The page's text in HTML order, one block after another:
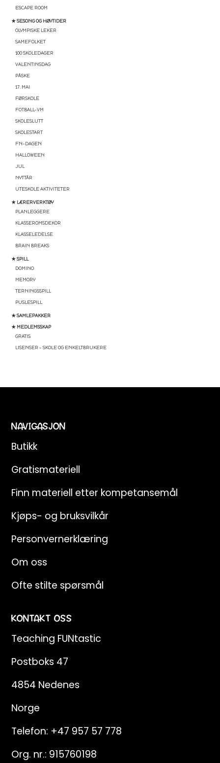
ESCAPE ROOM
★ SESONG OG HØYTIDER
OLYMPISKE LEKER
SAMEFOLKET
100 SKOLEDAGER
VALENTINSDAG
PÅSKE
17. MAI
FØRSKOLE
FOTBALL-VM
SKOLESLUTT
SKOLESTART
FN-DAGEN
HALLOWEEN
JUL
NYTTÅR
UTESKOLE AKTIVITETER
★ LÆRERVERKTØY
PLANLEGGERE
KLASSEROMSDEKOR
KLASSELEDELSE
BRAIN BREAKS
★ SPILL
DOMINO
MEMORY
TERNINGSSPILL
PUSLESPILL
★ SAMLEPAKKER
★ MEDLEMSSKAP
GRATIS
LISENSER – SKOLE OG ENKELTBRUKERE
NAVIGASJON
Butikk
Gratismateriell
Finn materiell etter kompetansemål
Kjøps- og bruksvilkår
Personvernerklæring
Om oss
Ofte stilte spørsmål
KONTAKT OSS
Teaching FUNtastic
Postboks 47
4854 Nedenes
Norge
Telefon: +47 957 57 778
Org. nr.: 915760198